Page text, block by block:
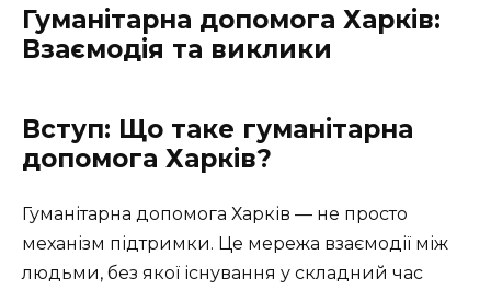
Гуманітарна допомога Харків:
Взаємодія та виклики
Вступ: Що таке гуманітарна
допомога Харків?
Гуманітарна допомога Харків — не просто
механізм підтримки. Це мережа взаємодії між
людьми, без якої існування у складний час